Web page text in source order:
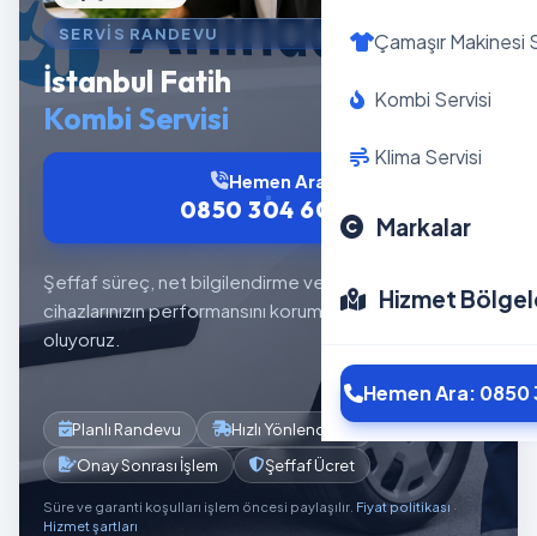
Çamaşır Makinesi
Kombi Servisi
Klima Servisi
Markalar
Hizmet
Hemen Ara: 0850
SERVIS RANDEVU
İstanbul Fatih
Kombi Servisi
Şeffaf süreç, net bilgilendirme ve planlı servis akışıyla
cihazlarınızın performansını korumaya yardımcı
oluyoruz.
Hemen Ara
0850 304 6012
Planlı Randevu
Hızlı Yönlendirme
Onay Sonrası İşlem
Şeffaf Ücret
Süre ve garanti koşulları işlem öncesi paylaşılır. Fiyat politikası ·
Hizmet şartları